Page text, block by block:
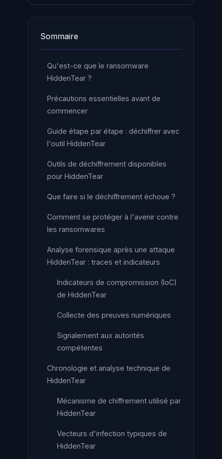
Sommaire
Qu'est-ce que le ransomware
HiddenTear ?
Précautions essentielles avant de
commencer
Guide étape par étape : déchiffrer avec
l'outil HiddenTear
Outils de déchiffrement disponibles
pour HiddenTear
Que faire si le déchiffrement échoue ?
Comment se protéger à l'avenir contre
les ransomwares
Analyse forensique après une attaque
HiddenTear : traces et indicateurs
Indicateurs de compromission (IoC)
de HiddenTear
Collecte des preuves numériques
Signalement aux autorités
compétentes
Chronologie et analyse technique de
HiddenTear
Mécanisme de chiffrement utilisé par
HiddenTear
Vecteurs d'infection typiques de
HiddenTear